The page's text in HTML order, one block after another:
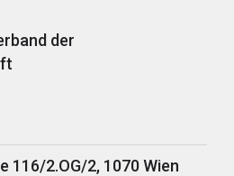
der
116/2.OG/2, 1070 Wien